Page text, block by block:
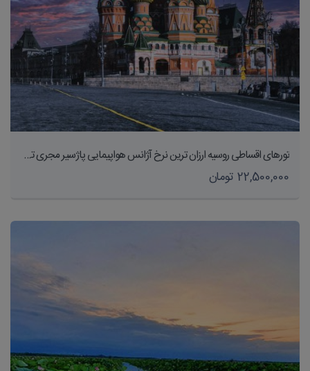
تورهای اقساطی روسیه ارزان ترین نرخ آژانس هواپیمایی پاژسیر مجری تورهای داخلی و خارجی اقساطی از مشهد
22,500,000 تومان